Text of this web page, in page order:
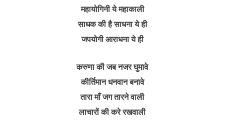
महायोगिनी ये महाकाली
साधक की है साधना ये ही
जपयोगी आराधना ये ही
करुणा की जब नजर घुमावे
कीर्तिमान धनवान बनावे
तारा माँ जग तारने वाली
लाचारों की करे रखवाली